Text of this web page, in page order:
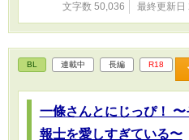
文字数 50,036 最終更新日
BL 連載中 長編 R18
一條さんとにじっぴ！
報士を愛しすぎている〜